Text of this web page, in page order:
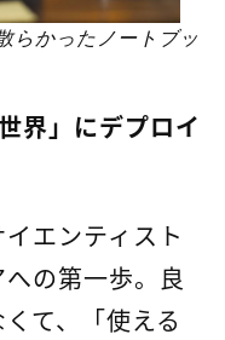
らかったノートブッ
界」にデプロイ
エンティスト
の第一歩。良
て、「使える